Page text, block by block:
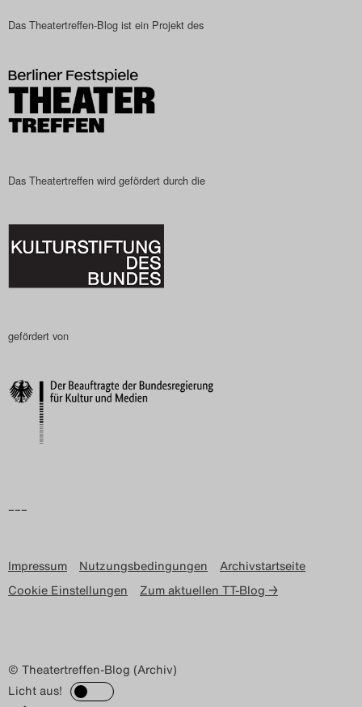
2023
Das Theatertreffen-Blog
2024
2025
Das Theatertreffen-Blog
Archiv
Impressum
Nutzungsbedingungen
Search
Das Theatertreffen-Blog ist ein Projekt des
Das Theatertreffen wird gefördert durch die
gefördert von
–––
Impressum Nutzungsbedingungen
Archivstartseite
Cookie Einstellungen
Zum aktuellen TT-Blog →
© Theatertreffen-Blog (Archiv)
Licht aus!